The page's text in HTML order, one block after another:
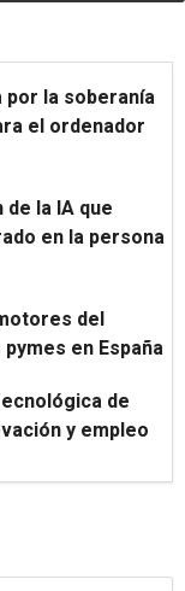
por la soberanía
el ordenador
la IA que
en la persona
del
en España
de
y empleo